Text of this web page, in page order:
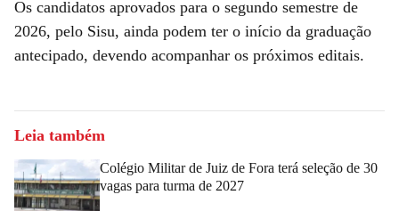
Os candidatos aprovados para o segundo semestre de
2026, pelo Sisu, ainda podem ter o início da graduação
antecipado, devendo acompanhar os próximos editais.
Leia também
Colégio Militar de Juiz de Fora terá seleção de 30
vagas para turma de 2027